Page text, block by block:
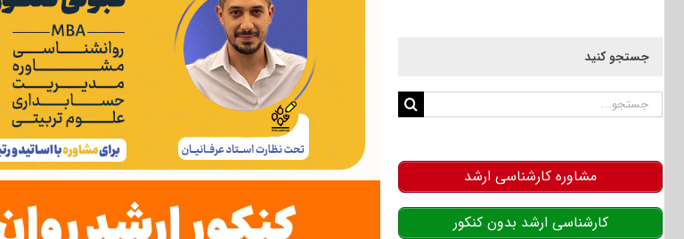
جستجو کنید
جستجو
مشاوره کارشناسی ارشد
کارشناسی ارشد بدون کنکور